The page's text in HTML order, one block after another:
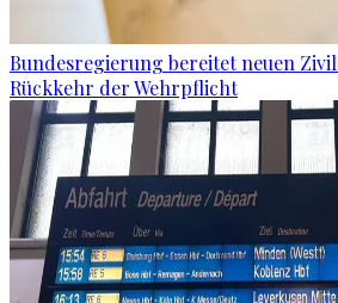
Bundesregierung bereitet neuen
Rückkehr der Wehrpflicht